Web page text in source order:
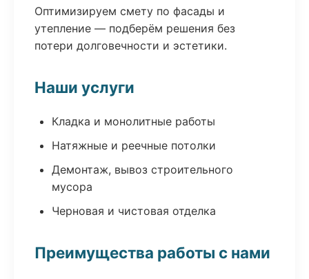
Оптимизируем смету по фасады и
утепление — подберём решения без
потери долговечности и эстетики.
Наши услуги
Кладка и монолитные работы
Натяжные и реечные потолки
Демонтаж, вывоз строительного
мусора
Черновая и чистовая отделка
Преимущества работы с нами